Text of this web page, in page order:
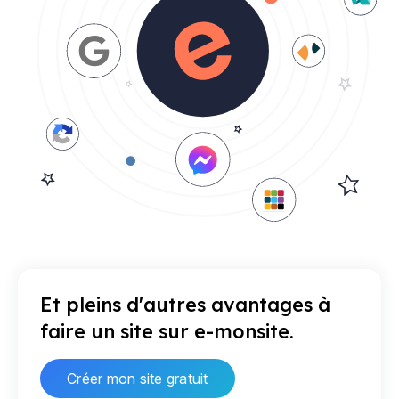
Et pleins d'autres avantages à
faire un site sur e-monsite.
Créer mon site gratuit